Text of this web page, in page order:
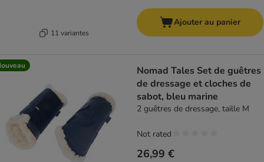
11 variantes
Ajouter au panier
Nomad Tales Set de guêtres
de dressage et cloches de
sabot, bleu marine
2 guêtres de dressage, taille M
26,99 €
Not rated